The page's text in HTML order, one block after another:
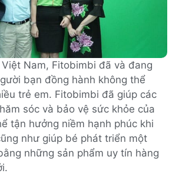
Nam, Fitobimbi đã và đang
bạn đồng hành không thể
trẻ em. Fitobimbi đã giúp các
sóc và bảo vệ sức khỏe của
tận hưởng niềm hạnh phúc khi
như giúp bé phát triển một
những sản phẩm uy tín hàng